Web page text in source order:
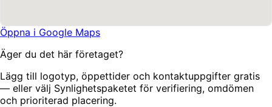
Öppna i Google Maps
Äger du det här företaget?
Lägg till logotyp, öppettider och kontaktuppgifter gratis
— eller välj Synlighetspaketet för verifiering, omdömen
och prioriterad placering.